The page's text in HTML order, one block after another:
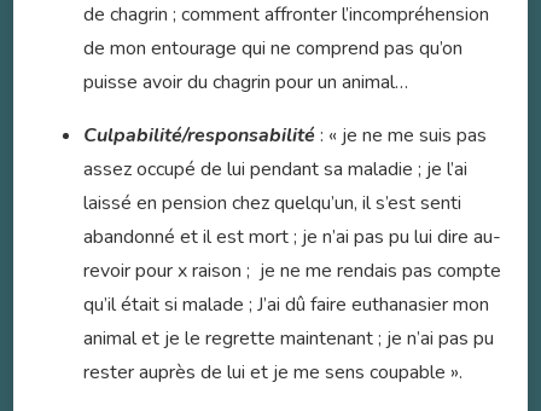
de chagrin ; comment affronter l’incompréhension
de mon entourage qui ne comprend pas qu’on
puisse avoir du chagrin pour un animal…
Culpabilité/responsabilité: « je ne me suis pas
assez occupé de lui pendant sa maladie ; je l’ai
laissé en pension chez quelqu’un, il s’est senti
abandonné et il est mort ; je n’ai pas pu lui dire au-
revoir pour x raison ; je ne me rendais pas compte
qu’il était si malade ; J’ai dû faire euthanasier mon
animal et je le regrette maintenant ; je n’ai pas pu
rester auprès de lui et je me sens coupable ».